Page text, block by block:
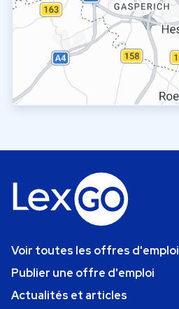
Voir toutes les offres d'emploi
Publier une offre d'emploi
Actualités et articles